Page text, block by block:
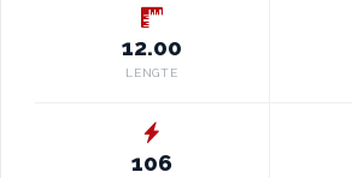
12.00
LENGTE
106